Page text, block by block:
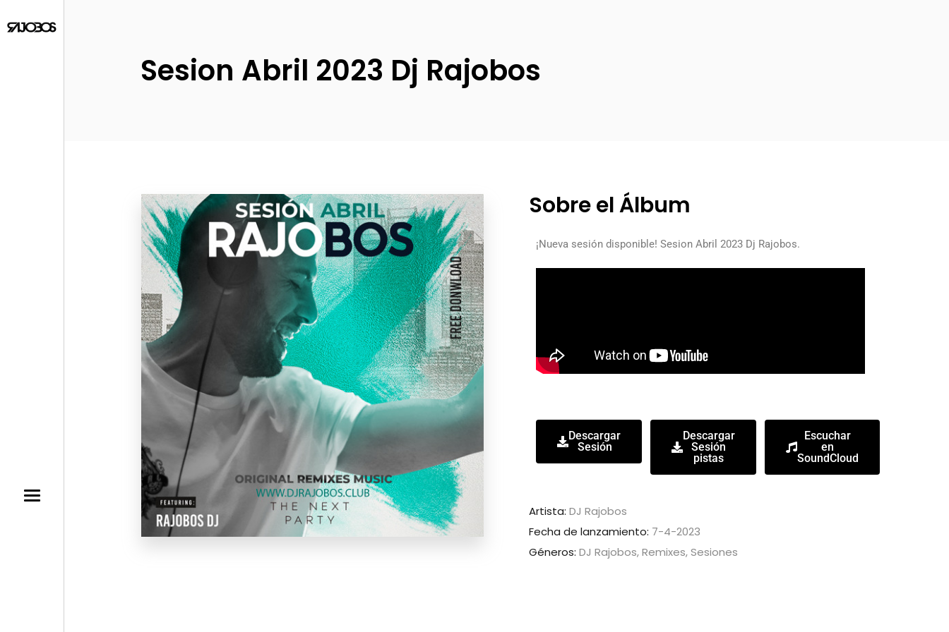
Sesion Abril 2023 Dj Rajobos
Sobre el Álbum
¡Nueva sesión disponible! Sesion Abril 2023 Dj Rajobos.
Descargar
Sesión
Descargar
Sesión
pistas
Escuchar
en
SoundCloud
Artista: DJ Rajobos
Fecha de lanzamiento: 7-4-2023
Géneros: DJ Rajobos, Remixes, Sesiones